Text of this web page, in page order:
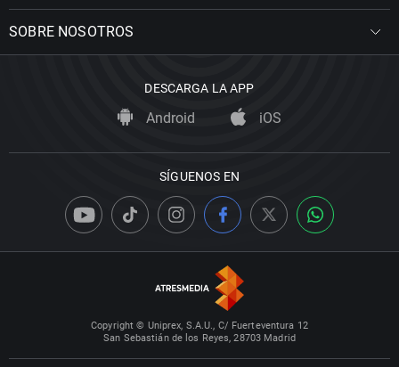
SOBRE NOSOTROS
DESCARGA LA APP
Android iOS
SÍGUENOS EN
Copyright © Uniprex, S.A.U., C/ Fuerteventura 12
San Sebastián de los Reyes, 28703 Madrid